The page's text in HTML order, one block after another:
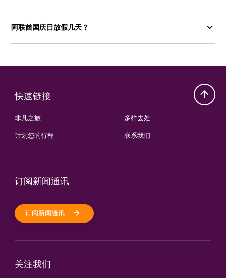
阿联酋国庆日放假几天？
快速链接
非凡之旅
计划您的行程
多样去处
联系我们
订阅新闻通讯
订阅新闻通讯
关注我们